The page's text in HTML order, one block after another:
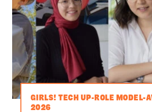
GIRLS! TECH UP-ROLE MODEL-
2026